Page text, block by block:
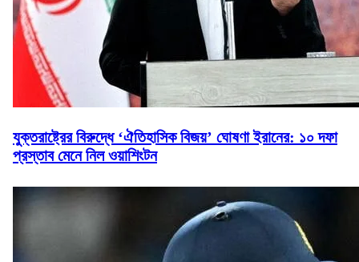
যুক্তরাষ্ট্রের বিরুদ্ধে ‘ঐতিহাসিক বিজয়’ ঘোষণা ইরানের: ১০ দফা
প্রস্তাব মেনে নিল ওয়াশিংটন